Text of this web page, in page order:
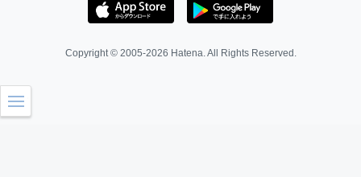
Copyright © 2005-2026 Hatena. All Rights Reserved.